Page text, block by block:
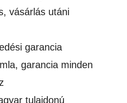
vásárlás utáni
garancia
garancia minden
tulajdonú